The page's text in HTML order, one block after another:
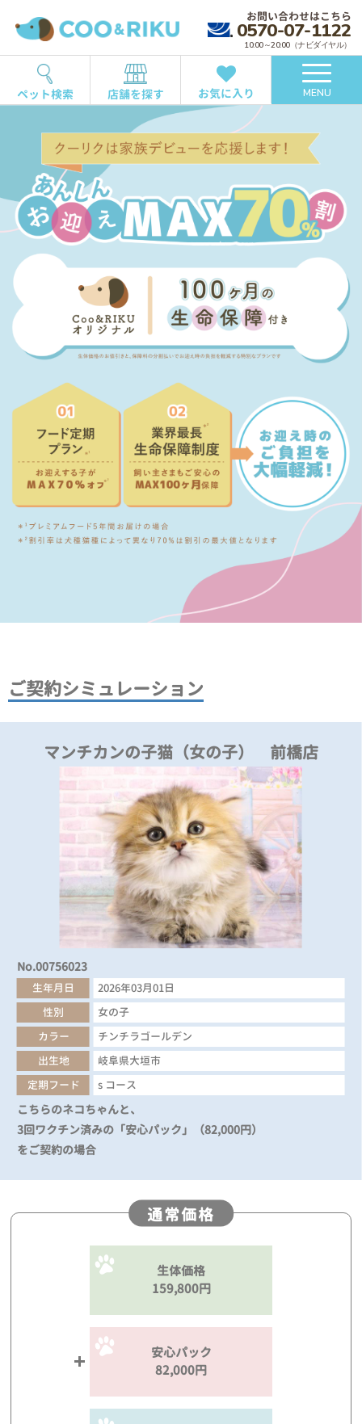
お問い合わせはこちら
0570-07-1122
10:00～20:00（ナビダイヤル）
ペット検索 店舗を探す お気に入り MENU
ご契約シミュレーション
マンチカンの子猫（女の子） 前橋店
No.00756023
生年月日
2026年03月01日
性別
女の子
カラー
チンチラゴールデン
出生地
岐阜県大垣市
定期フード
s コース
こちらのネコちゃんと、
3回ワクチン済みの「安心パック」（82,000円）
をご契約の場合
通常価格
生体価格
159,800円
安心パック
82,000円